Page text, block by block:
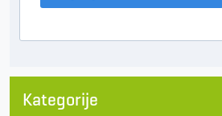
Kategorije